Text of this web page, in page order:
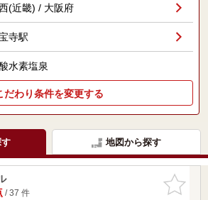
(近畿) / 大阪府
寺駅
水素塩泉
だわり条件を変更する
す 地図から探す
お気に入
りに追加
/ 37 件